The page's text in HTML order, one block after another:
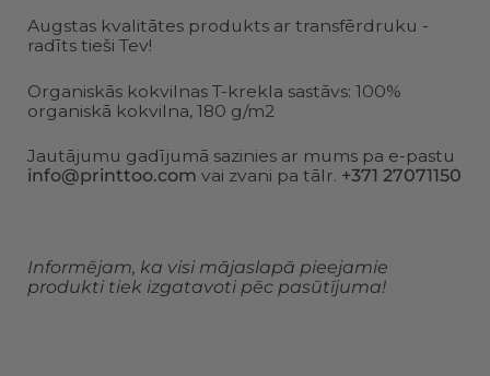
Augstas kvalitātes produkts ar transfērdruku -
radīts tieši Tev!
Organiskās kokvilnas T-krekla sastāvs: 100%
organiskā kokvilna, 180 g/m2
Jautājumu gadījumā sazinies ar mums pa e-pastu
info@printtoo.com vai zvani pa tālr. +371 27071150
Informējam, ka visi mājaslapā pieejamie
produkti tiek izgatavoti pēc pasūtījuma!